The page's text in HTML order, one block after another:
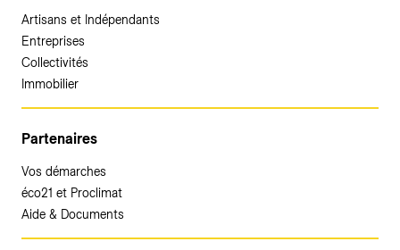
Artisans et Indépendants
Entreprises
Collectivités
Immobilier
Partenaires
Vos démarches
éco21 et Proclimat
Aide & Documents